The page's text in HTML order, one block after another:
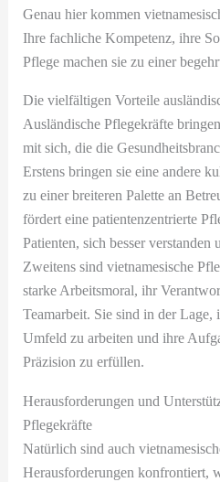
Genau hier kommen
Ihre fachliche Kompetenz, ihre
Pflege machen sie zu einer
Die vielfältigen Vorteile
Ausländische Pflegekräfte
mit sich, die die
Erstens bringen sie eine andere
zu einer breiteren Palette an
fördert eine patientenzentrierte
Patienten, sich besser
Zweitens sind vietnamesische
starke Arbeitsmoral, ihr
Teamarbeit. Sie sind in der Lage,
Umfeld zu arbeiten und ihre
Präzision zu erfüllen.
Herausforderungen und
Pflegekräfte
Natürlich sind auch
Herausforderungen konfrontiert,